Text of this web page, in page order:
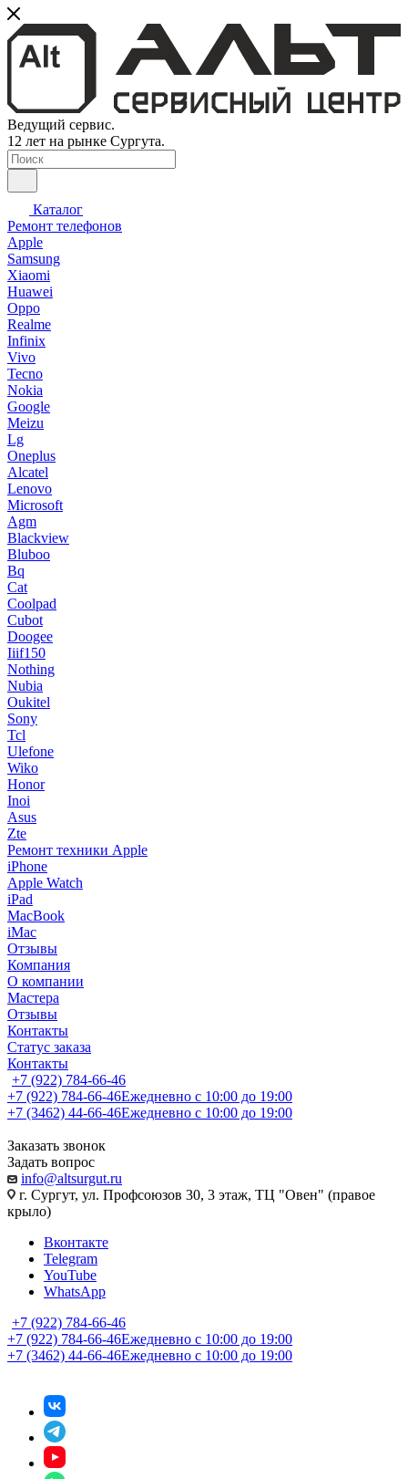
Ведущий сервис.
12 лет на рынке Сургута.
Каталог
Ремонт телефонов
Apple
Samsung
Xiaomi
Huawei
Oppo
Realme
Infinix
Vivo
Tecno
Nokia
Google
Meizu
Lg
Oneplus
Alcatel
Lenovo
Microsoft
Agm
Blackview
Bluboo
Bq
Cat
Coolpad
Cubot
Doogee
Iiif150
Nothing
Nubia
Oukitel
Sony
Tcl
Ulefone
Wiko
Honor
Inoi
Asus
Zte
Ремонт техники Apple
iPhone
Apple Watch
iPad
MacBook
iMac
Отзывы
Компания
О компании
Мастера
Отзывы
Контакты
Статус заказа
Контакты
+7 (922) 784-66-46
+7 (922) 784-66-46Ежедневно с 10:00 до 19:00
+7 (3462) 44-66-46Ежедневно с 10:00 до 19:00
Заказать звонок
Задать вопрос
info@altsurgut.ru
г. Сургут, ул. Профсоюзов 30, 3 этаж, ТЦ "Овен" (правое
крыло)
Вконтакте
Telegram
YouTube
WhatsApp
+7 (922) 784-66-46
+7 (922) 784-66-46Ежедневно с 10:00 до 19:00
+7 (3462) 44-66-46Ежедневно с 10:00 до 19:00